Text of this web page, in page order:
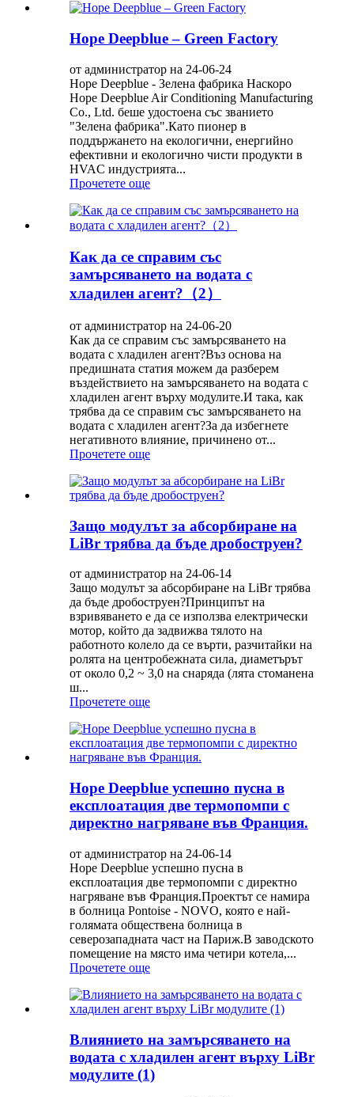
Hope Deepblue – Green Factory
от администратор на 24-06-24
Hope Deepblue - Зелена фабрика Наскоро
Hope Deepblue Air Conditioning Manufacturing
Co., Ltd. беше удостоена със званието
"Зелена фабрика".Като пионер в
поддържането на екологични, енергийно
ефективни и екологично чисти продукти в
HVAC индустрията...
Прочетете още
Как да се справим със
замърсяването на водата с
хладилен агент?（2）
от администратор на 24-06-20
Как да се справим със замърсяването на
водата с хладилен агент?Въз основа на
предишната статия можем да разберем
въздействието на замърсяването на водата с
хладилен агент върху модулите.И така, как
трябва да се справим със замърсяването на
водата с хладилен агент?За да избегнете
негативното влияние, причинено от...
Прочетете още
Защо модулът за абсорбиране на
LiBr трябва да бъде дробоструен?
от администратор на 24-06-14
Защо модулът за абсорбиране на LiBr трябва
да бъде дробоструен?Принципът на
взривяването е да се използва електрически
мотор, който да задвижва тялото на
работното колело да се върти, разчитайки на
ролята на центробежната сила, диаметърът
от около 0,2 ~ 3,0 на снаряда (лята стоманена
ш...
Прочетете още
Hope Deepblue успешно пусна в
експлоатация две термопомпи с
директно нагряване във Франция.
от администратор на 24-06-14
Hope Deepblue успешно пусна в
експлоатация две термопомпи с директно
нагряване във Франция.Проектът се намира
в болница Pontoise - NOVO, която е най-
голямата обществена болница в
северозападната част на Париж.В заводското
помещение на място има четири котела,...
Прочетете още
Влиянието на замърсяването на
водата с хладилен агент върху LiBr
модулите (1)